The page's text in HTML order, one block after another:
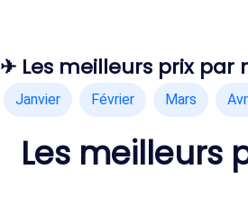
✈ Les meilleurs prix par
Janvier Février Mars
Les meilleurs